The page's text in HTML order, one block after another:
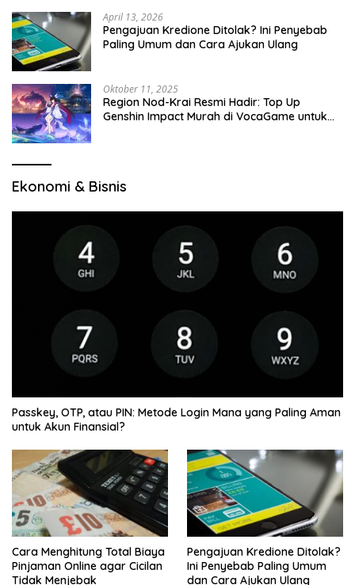
April 13, 2026
Pengajuan Kredione Ditolak? Ini Penyebab
Paling Umum dan Cara Ajukan Ulang
Oktober 11, 2025
Region Nod-Krai Resmi Hadir: Top Up
Genshin Impact Murah di VocaGame untuk
Ekonomi & Bisnis
Passkey, OTP, atau PIN: Metode Login Mana yang Paling Aman
untuk Akun Finansial?
Cara Menghitung Total Biaya
Pinjaman Online agar Cicilan
Tidak Menjebak
Pengajuan Kredione Ditolak?
Ini Penyebab Paling Umum
dan Cara Ajukan Ulang